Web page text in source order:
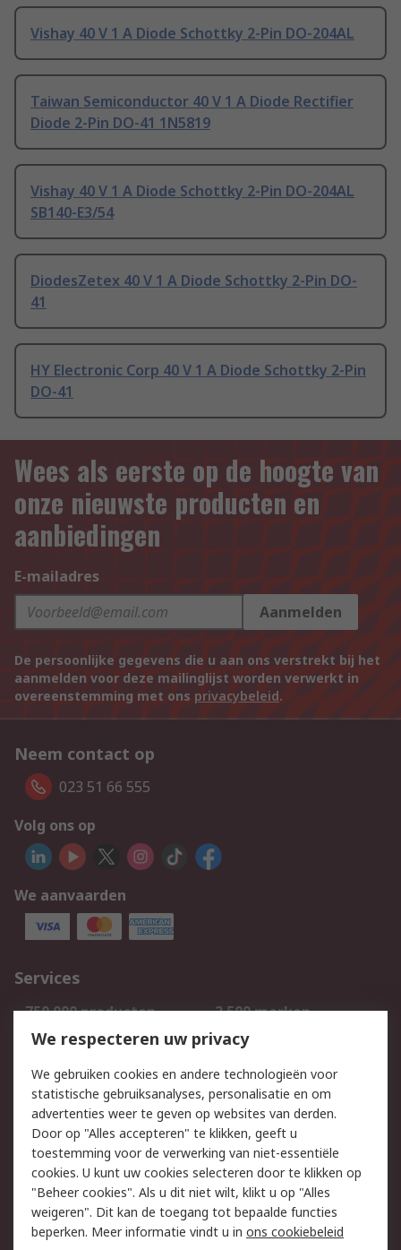
Vishay 40 V 1 A Diode Schottky 2-Pin DO-204AL
Taiwan Semiconductor 40 V 1 A Diode Rectifier
Diode 2-Pin DO-41 1N5819
Vishay 40 V 1 A Diode Schottky 2-Pin DO-204AL
SB140-E3/54
DiodesZetex 40 V 1 A Diode Schottky 2-Pin DO-
41
HY Electronic Corp 40 V 1 A Diode Schottky 2-Pin
DO-41
Wees als eerste op de hoogte van
onze nieuwste producten en
aanbiedingen
E-mailadres
Aanmelden
De persoonlijke gegevens die u aan ons verstrekt bij het
aanmelden voor deze mailinglijst worden verwerkt in
overeenstemming met ons privacybeleid.
Neem contact op
023 51 66 555
Volg ons op
We aanvaarden
Services
750.000 producten
2.500 merken
Bestellen
Inkoopoplossingen
Track & Trace
Wettelijk
Cookiebeleid
Email veiligheid
Privacybeleid
Websitevoorwaarden
Algemene
verkoopvoorwaarden
We respecteren uw privacy
We gebruiken cookies en andere technologieën voor
statistische gebruiksanalyses, personalisatie en om
advertenties weer te geven op websites van derden.
Door op "Alles accepteren" te klikken, geeft u
toestemming voor de verwerking van niet-essentiële
cookies. U kunt uw cookies selecteren door te klikken op
"Beheer cookies". Als u dit niet wilt, klikt u op "Alles
weigeren". Dit kan de toegang tot bepaalde functies
beperken. Meer informatie vindt u in ons cookiebeleid